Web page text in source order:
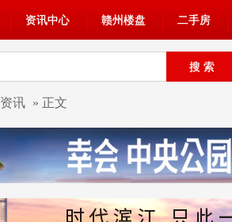
资讯中心 赣州楼盘 二手房
讯 » 正文